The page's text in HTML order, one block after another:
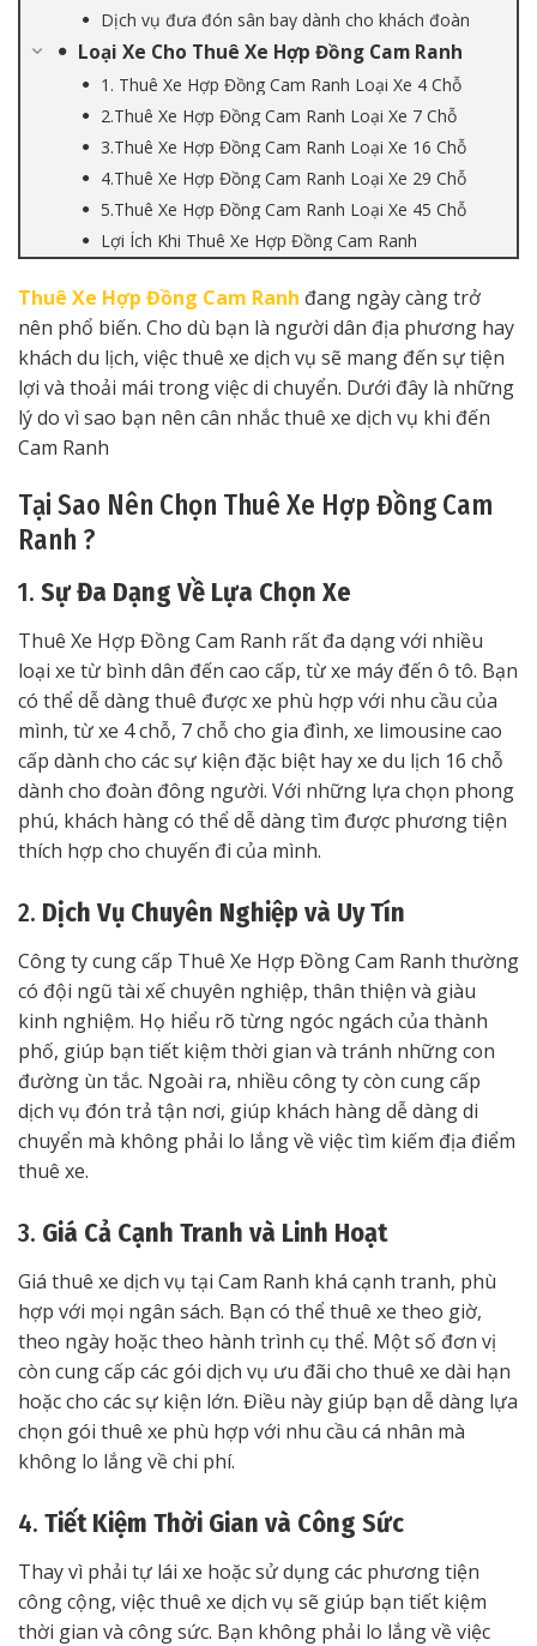
Dịch vụ đưa đón sân bay dành cho khách đoàn
Loại Xe Cho Thuê Xe Hợp Đồng Cam Ranh
1. Thuê Xe Hợp Đồng Cam Ranh Loại Xe 4 Chỗ
2.Thuê Xe Hợp Đồng Cam Ranh Loại Xe 7 Chỗ
3.Thuê Xe Hợp Đồng Cam Ranh Loại Xe 16 Chỗ
4.Thuê Xe Hợp Đồng Cam Ranh Loại Xe 29 Chỗ
5.Thuê Xe Hợp Đồng Cam Ranh Loại Xe 45 Chỗ
Lợi Ích Khi Thuê Xe Hợp Đồng Cam Ranh
Thuê Xe Hợp Đồng Cam Ranh đang ngày càng trở
nên phổ biến. Cho dù bạn là người dân địa phương hay
khách du lịch, việc thuê xe dịch vụ sẽ mang đến sự tiện
lợi và thoải mái trong việc di chuyển. Dưới đây là những
lý do vì sao bạn nên cân nhắc thuê xe dịch vụ khi đến
Cam Ranh
Tại Sao Nên Chọn Thuê Xe Hợp Đồng Cam
Ranh ?
1. Sự Đa Dạng Về Lựa Chọn Xe
Thuê Xe Hợp Đồng Cam Ranh rất đa dạng với nhiều
loại xe từ bình dân đến cao cấp, từ xe máy đến ô tô. Bạn
có thể dễ dàng thuê được xe phù hợp với nhu cầu của
mình, từ xe 4 chỗ, 7 chỗ cho gia đình, xe limousine cao
cấp dành cho các sự kiện đặc biệt hay xe du lịch 16 chỗ
dành cho đoàn đông người. Với những lựa chọn phong
phú, khách hàng có thể dễ dàng tìm được phương tiện
thích hợp cho chuyến đi của mình.
2. Dịch Vụ Chuyên Nghiệp và Uy Tín
Công ty cung cấp Thuê Xe Hợp Đồng Cam Ranh thường
có đội ngũ tài xế chuyên nghiệp, thân thiện và giàu
kinh nghiệm. Họ hiểu rõ từng ngóc ngách của thành
phố, giúp bạn tiết kiệm thời gian và tránh những con
đường ùn tắc. Ngoài ra, nhiều công ty còn cung cấp
dịch vụ đón trả tận nơi, giúp khách hàng dễ dàng di
chuyển mà không phải lo lắng về việc tìm kiếm địa điểm
thuê xe.
3. Giá Cả Cạnh Tranh và Linh Hoạt
Giá thuê xe dịch vụ tại Cam Ranh khá cạnh tranh, phù
hợp với mọi ngân sách. Bạn có thể thuê xe theo giờ,
theo ngày hoặc theo hành trình cụ thể. Một số đơn vị
còn cung cấp các gói dịch vụ ưu đãi cho thuê xe dài hạn
hoặc cho các sự kiện lớn. Điều này giúp bạn dễ dàng lựa
chọn gói thuê xe phù hợp với nhu cầu cá nhân mà
không lo lắng về chi phí.
4. Tiết Kiệm Thời Gian và Công Sức
Thay vì phải tự lái xe hoặc sử dụng các phương tiện
công cộng, việc thuê xe dịch vụ sẽ giúp bạn tiết kiệm
thời gian và công sức. Bạn không phải lo lắng về việc